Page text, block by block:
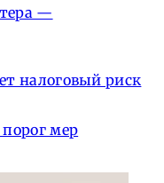
—
налоговый риск
мер